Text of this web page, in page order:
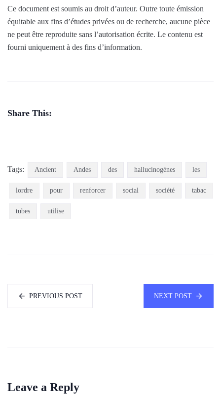
Ce document est soumis au droit d’auteur. Outre toute émission
équitable aux fins d’études privées ou de recherche, aucune pièce
ne peut être reproduite sans l’autorisation écrite. Le contenu est
fourni uniquement à des fins d’information.
Share This:
Tags: Ancient Andes des hallucinogènes les
lordre pour renforcer social société tabac
tubes utilise
PREVIOUS POST NEXT POST
Leave a Reply